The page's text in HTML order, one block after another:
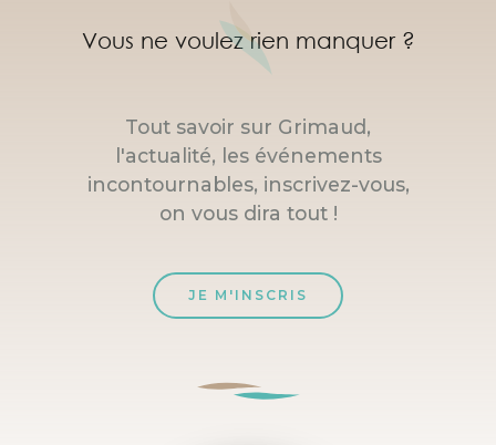
Vous ne voulez rien manquer ?
Tout savoir sur Grimaud,
l'actualité, les événements
incontournables, inscrivez-vous,
on vous dira tout !
JE M'INSCRIS